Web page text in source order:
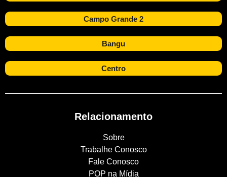
Campo Grande 2
Bangu
Centro
Relacionamento
Sobre
Trabalhe Conosco
Fale Conosco
POP na Mídia